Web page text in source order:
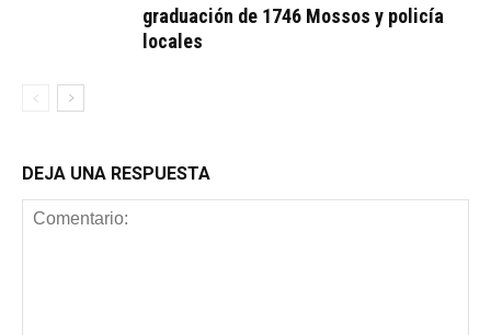
graduación de 1746 Mossos y policía
locales
DEJA UNA RESPUESTA